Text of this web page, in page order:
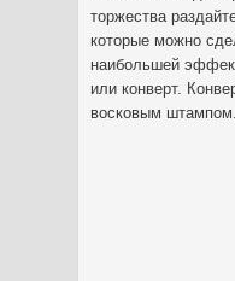
торжества
которые можно
наибольшей
или конверт.
восковым штампом.